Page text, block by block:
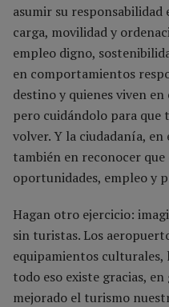
asumir su
carga, movilidad y
empleo digno,
en comportamientos
destino y quienes viven
pero cuidándolo para que
volver. Y la ciudadanía,
también en reconocer
oportunidades, empleo y
Hagan otro ejercicio:
sin turistas. Los
equipamientos
todo eso existe gracias,
mejorado el turismo